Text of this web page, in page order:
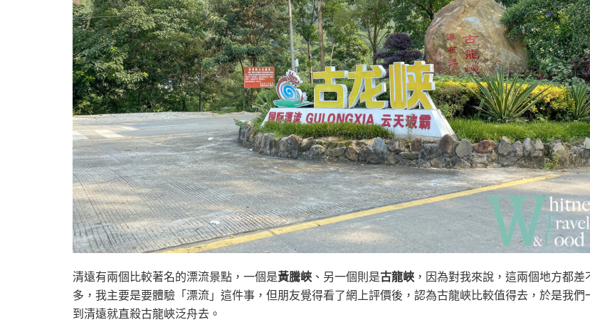
清遠有兩個比較著名的漂流景點，一個是黃騰峽 、另一個則是古龍峽 ，因為對我來說，這兩個地方都差
多，我主要是要體驗「漂流」這件事，但朋友覺得看了網上評價後，認為古龍峽比較值得去，於是我們
到清遠就直殺古龍峽泛舟去。